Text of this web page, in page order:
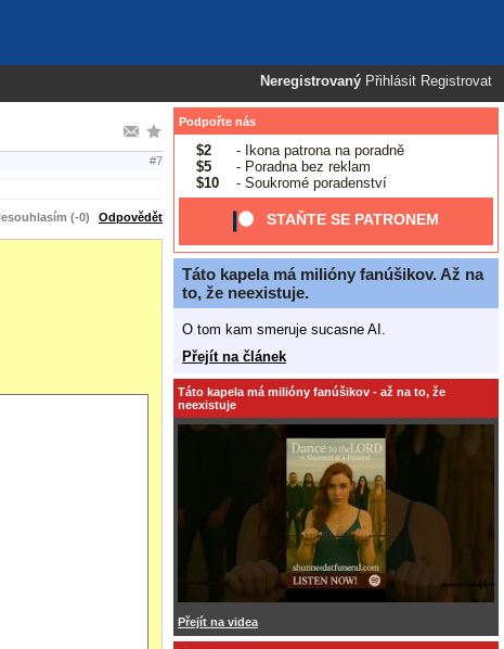
Neregistrovaný Přihlásit Registrovat
#7
(-0) Odpovědět
Podpořte nás
$2
- Ikona patrona na poradně
$5
- Poradna bez reklam
$10
- Soukromé poradenství
STAŇTE SE PATRONEM
Táto kapela má milióny fanúšikov. Až na
to, že neexistuje.
O tom kam smeruje sucasne AI.
Přejít na článek
Táto kapela má milióny fanúšikov - až na to, že
neexistuje
Přejít na videa